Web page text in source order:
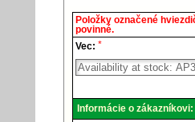
Elnec
Technická
podpora.
Položky označené
povinné.
Vec: *
Informácie o zákazníkovi: